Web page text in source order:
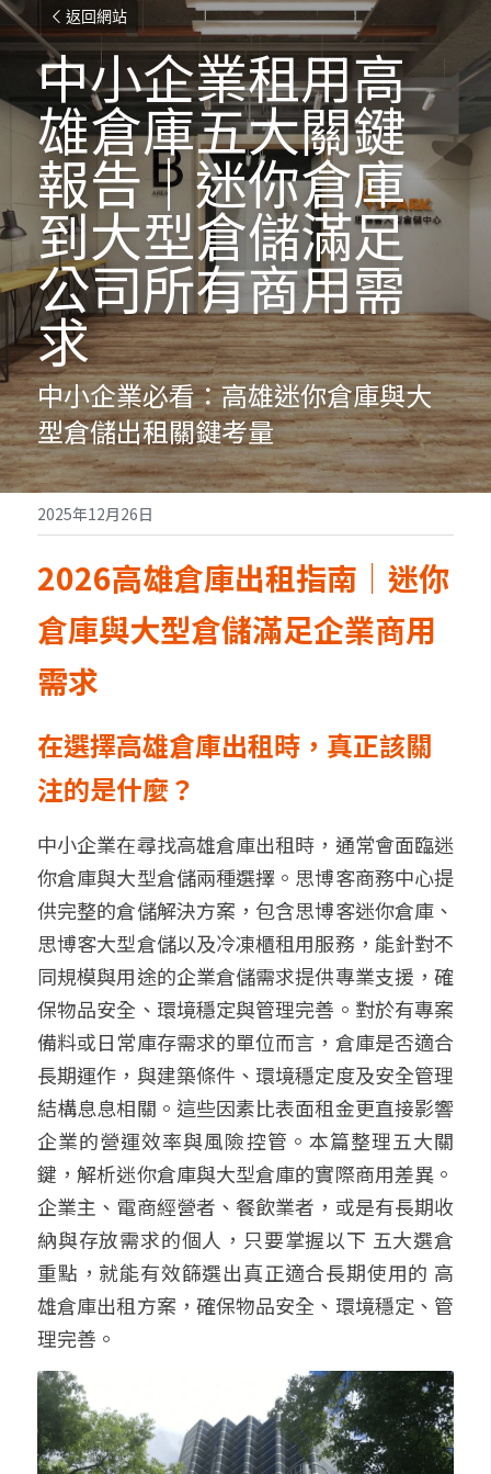
返回網站
中小企業租用高
雄倉庫五大關鍵
報告｜迷你倉庫
到大型倉儲滿足
公司所有商用需
求
中小企業必看：高雄迷你倉庫與大
型倉儲出租關鍵考量
2025年12月26日
2026高雄倉庫出租指南｜迷你
倉庫與大型倉儲滿足企業商用
需求
在選擇高雄倉庫出租時，真正該關
注的是什麼？
中小企業在尋找高雄倉庫出租時，通常會面臨迷
你倉庫與大型倉儲兩種選擇 。 思博客商務中心提
供完整的倉儲解決方案，包含思博客迷你倉庫、
思博客大型倉儲以及冷凍櫃租用服務，能針對不
同規模與用途的企業倉儲需求提供專業支援，確
保物品安全、環境穩定與管理完善。 對於有專案
備料或日常庫存需求的單位而言， 倉庫是否適合
長期運作，與建築條件、環境穩定度及安全管理
結構息息相關。這些因素比表面租金更直接影響
企業的營運效率與風險控管。 本篇整理五大關
鍵，解析迷你倉庫與大型倉庫的實際商用差異。
企業主、電商經營者、餐飲業者，或是有長期收
納與存放需求的個人，只要掌握以下 五大選倉
重點，就能有效篩選出真正適合長期使用的 高
雄倉庫出租方案，確保物品安全、環境穩定、管
理完善。